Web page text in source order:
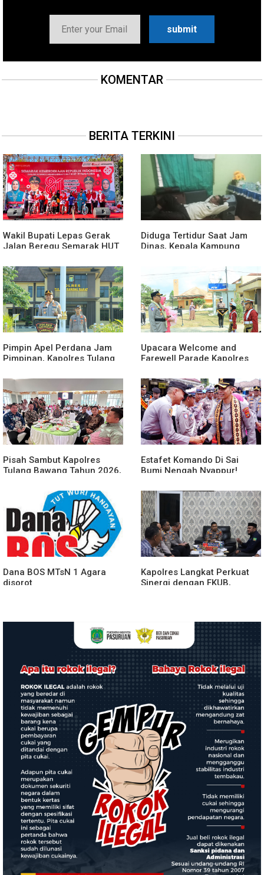
KOMENTAR
BERITA TERKINI
Wakil Bupati Lepas Gerak
Jalan Beregu Semarak HUT
Diduga Tertidur Saat Jam
Dinas, Kepala Kampung
Pimpin Apel Perdana Jam
Pimpinan, Kapolres Tulang
dan Penekanan Pada
Personil
Upacara Welcome and
Farewell Parade Kapolres
Berlangsung Khidmat
Pisah Sambut Kapolres
Tulang Bawang Tahun 2026,
Forkopimda untuk Menjaga
Stabilitas Daerah
Estafet Komando Di Sai
Bumi Nengah Nyappur!
Dan Penyerahan Tunggul
Kesatuan Polres Tulang
Bawang Berlangsung
Spektakuler
Dana BOS MTsN 1 Agara
disorot
Kapolres Langkat Perkuat
Sinergi dengan FKUB,